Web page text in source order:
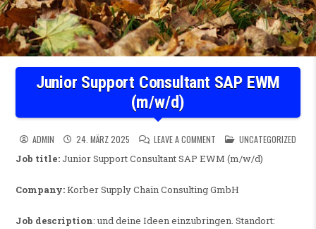
Junior Support Consultant SAP EWM
(m/w/d)
ADMIN 24. MÄRZ 2025 LEAVE A COMMENT ON JUNIOR SUPPORT
POSTED IN
UNCATEGORIZED
Job title:Junior Support Consultant SAP EWM (m/w/d)
Company:Korber Supply Chain Consulting GmbH
Job description: und deine Ideen einzubringen. Standort: